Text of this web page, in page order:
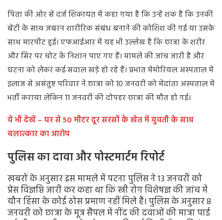
पिता की ओर से दर्ज शिकायत में कहा गया है कि उन्हें शक है कि उनकी
बेटी के साथ जबरन शारीरिक संबंध बनाने की कोशिश की गई या उसके
साथ मारपीट हुई। एफआईआर में यह भी उल्लेख है कि छात्रा के शरीर
और सिर पर चोट के निशान पाए गए हैं। मामले की जांच जारी है और
घटना को लेकर कई सवाल खड़े हो रहे हैं। प्रभात मेमोरियल अस्पताल में
इलाज से असंतुष्ट परिवार ने छात्रा को 10 जनवरी को मेदांता अस्पताल में
भर्ती कराया लेकिन 11 जनवरी की दोपहर छात्रा की मौत हो गई।
ये भी देखें – घर से 50 मीटर दूर सरसों के खेत में युवती के साथ
बलात्कार का आरोप
पुलिस का दावा और पोस्टमार्टम रिपोर्ट
खबरों के अनुसार इस मामले में पटना पुलिस ने 13 जनवरी को
प्रेस विज्ञप्ति जारी कर कहा था कि स्त्री रोग विशेषज्ञ की जांच में
यौन हिंसा के कोई ठोस प्रमाण नहीं मिले हैं। पुलिस के अनुसार 8
जनवरी को छात्रा के मूत्र सैंपल में नींद की दवाओं की मात्रा पाई